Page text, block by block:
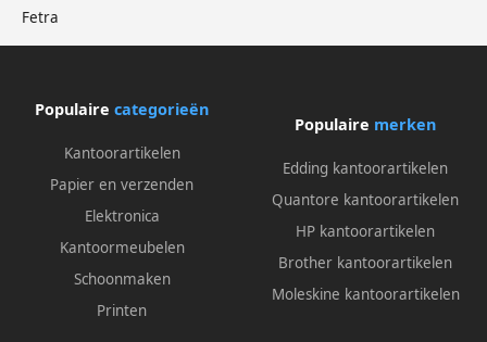
Fetra
Populaire categorieën
Kantoorartikelen
Papier en verzenden
Elektronica
Kantoormeubelen
Schoonmaken
Printen
Populaire merken
Edding kantoorartikelen
Quantore kantoorartikelen
HP kantoorartikelen
Brother kantoorartikelen
Moleskine kantoorartikelen